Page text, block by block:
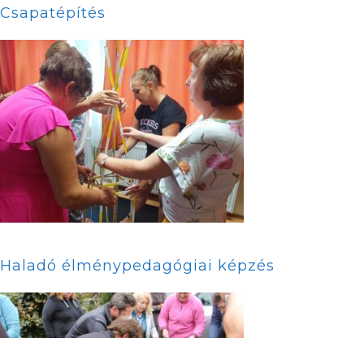
Csapatépítés
Haladó élménypedagógiai képzés